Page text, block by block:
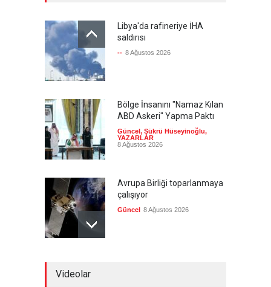
Libya'da rafineriye İHA
saldırısı
-- 8 Ağustos 2026
Bölge İnsanını "Namaz Kılan
ABD Askeri" Yapma Paktı
Güncel , Şükrü Hüseyinoğlu,
YAZARLAR
8 Ağustos 2026
Avrupa Birliği toparlanmaya
çalışıyor
Güncel 8 Ağustos 2026
Videolar